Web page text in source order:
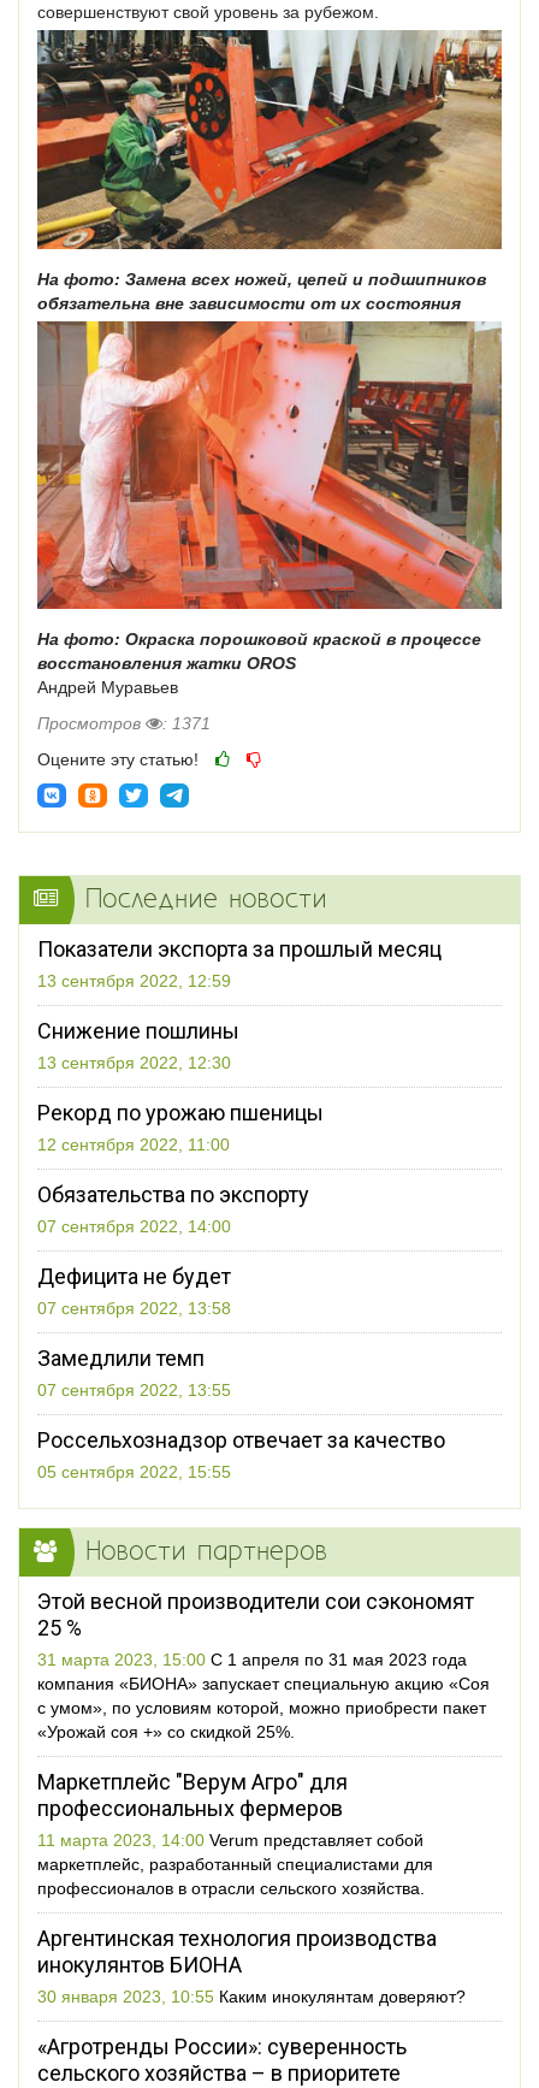
совершенствуют свой уровень за рубежом.
На фото: Замена всех ножей, цепей и подшипников
обязательна вне зависимости от их состояния
На фото: Окраска порошковой краской в процессе
восстановления жатки OROS
Андрей Муравьев
Просмотров
: 1371
Оцените эту статью!
Последние новости
Показатели экспорта за прошлый месяц
13 сентября 2022, 12:59
Снижение пошлины
13 сентября 2022, 12:30
Рекорд по урожаю пшеницы
12 сентября 2022, 11:00
Обязательства по экспорту
07 сентября 2022, 14:00
Дефицита не будет
07 сентября 2022, 13:58
Замедлили темп
07 сентября 2022, 13:55
Россельхознадзор отвечает за качество
05 сентября 2022, 15:55
Новости партнеров
Этой весной производители сои сэкономят
25 %
31 марта 2023, 15:00 С 1 апреля по 31 мая 2023 года
компания «БИОНА» запускает специальную акцию «Соя
с умом», по условиям которой, можно приобрести пакет
«Урожай соя +» со скидкой 25%.
Маркетплейс "Верум Агро" для
профессиональных фермеров
11 марта 2023, 14:00 Verum представляет собой
маркетплейс, разработанный специалистами для
профессионалов в отрасли сельского хозяйства.
Аргентинская технология производства
инокулянтов БИОНА
30 января 2023, 10:55 Каким инокулянтам доверяют?
«Агротренды России»: суверенность
сельского хозяйства – в приоритете